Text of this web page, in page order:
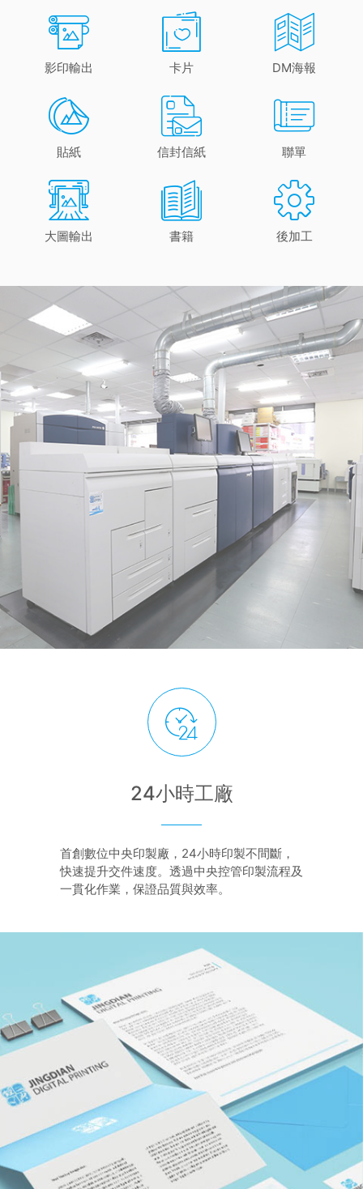
影印輸出 卡片 DM海報
貼紙 信封信紙 聯單
大圖輸出 書籍 後加工
24小時工廠
首創數位中央印製廠，24小時印製不間斷，
快速提升交件速度。透過中央控管印製流程及
一貫化作業，保證品質與效率。